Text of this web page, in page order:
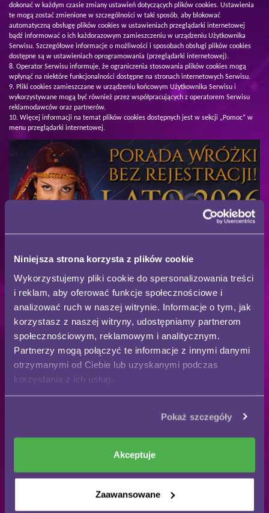
Niniejsza strona korzysta z plików cookie
Wykorzystujemy pliki cookie do spersonalizowania treści
i reklam, aby oferować funkcje społecznościowe i
analizować ruch w naszej witrynie. Informacje o tym, jak
korzystasz z naszej witryny, udostępniamy partnerom
społecznościowym, reklamowym i analitycznym.
Partnerzy mogą połączyć te informacje z innymi danymi
otrzymanymi od Ciebie lub uzyskanymi podczas
korzystania z ich usług.
Pokaż szczegóły
Akceptuje
Zaawansowane
dokonać w każdym czasie zmiany ustawień dotyczących plików cookies. Ustawienia
te mogą zostać zmienione w szczególności w taki sposób, aby blokować
automatyczną obsługę plików cookies w ustawieniach przeglądarki internetowej
bądź informować o ich każdorazowym zamieszczeniu w urządzeniu Użytkownika
Serwisu. Szczegółowe informacje o możliwości i sposobach obsługi plików cookies
dostępne są w ustawieniach oprogramowania (przeglądarki internetowej).
Operator Serwisu informuje, że ograniczenia stosowania plików cookies mogą
wpłynąć na niektóre funkcjonalności dostępne na stronach internetowych Serwisu.
Pliki cookies zamieszczane w urządzeniu końcowym Użytkownika Serwisu i
wykorzystywane mogą być również przez współpracujących z operatorem Serwisu
reklamodawców oraz partnerów.
Więcej informacji na temat plików cookies dostępnych jest w sekcji „Pomoc” w
menu przeglądarki internetowej.
DARMOWE WRÓŻBY
SELENA